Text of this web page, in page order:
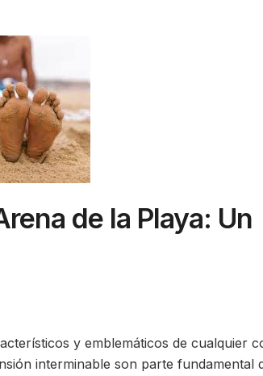
de la Playa: Un
y emblemáticos de cualquier
interminable son parte fundamental